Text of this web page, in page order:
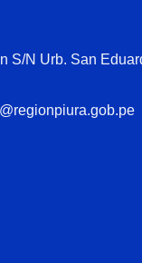
S/N Urb. San